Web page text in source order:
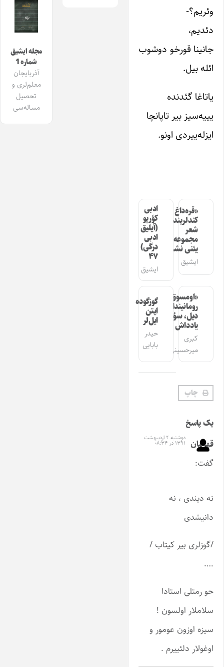
وئریم؟-
دئدیم،
جانینا قورخو دوشوب
ائله بیل.
یاتاغا گئدنده
یییه‌سیز بیر تاپانچا
ایزله‌ییردی اونو.
«قره‌داغ
کندلرینده»
شعر
مجموعه‌سینین
یئنی نشری
ایشیق
ادبی
کؤرپو
(آیلیق
ادبی
درگی)
۴۷
ایشیق
«اومسوق»
رومانیندا
دیل، سؤز،
یادداش
کبری
میرحسینی
گوزگوده
ایتن
ایل‌لر
حیدر
بابایی
چاپ
یک پاسخ
قهرمان
گفت:
دوشنبه ۴ اردیبهشت
۱۳۹۱ در ۰۸:۳۴
نه دیندی ، نه
دانیشدی
/گوزلری بیر کیتاب /
….
حو رمتلی استادا
سلاملار اولسون !
سیزه اوزون عومور و
اوغولار دلئییرم .
مجله ایشیق
شماره 1
آذربایجان
معلم‌لری و
تحصیل
مساله‌سی